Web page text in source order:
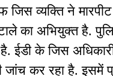
जिस व्यक्ति ने
का अभियुक्त है.
है. ईडी के जिस
जांच कर रहा है. इसमें